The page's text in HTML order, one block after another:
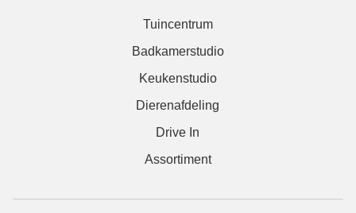
Tuincentrum
Badkamerstudio
Keukenstudio
Dierenafdeling
Drive In
Assortiment